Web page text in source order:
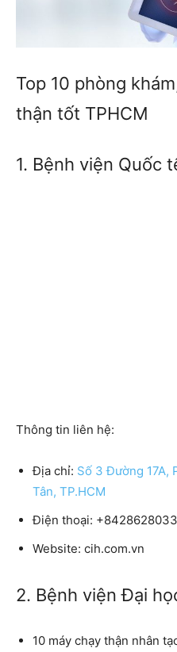
Top 10 phòng
thận tốt TPHCM
1. Bệnh viện Quốc
Thông tin liên hệ:
Địa chỉ: Số 3 Đường 17A,
Tân, TP.HCM
Điện thoại:
Website: cih.com.vn
2. Bệnh viện Đại
10 máy chạy thận nhân